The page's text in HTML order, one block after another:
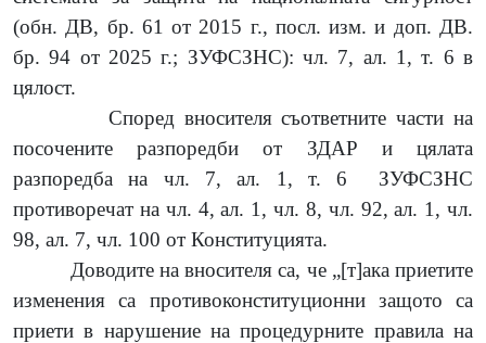
(обн. ДВ, бр. 61 от 2015 г., посл.изм. и доп. ДВ.
бр. 94 от 2025 г.; ЗУФСЗНС): чл. 7, ал. 1, т. 6 в
цялост.
Според вносителя съответните части на
посочените разпоредби от ЗДАР и цялата
разпоредба на чл. 7, ал. 1, т. 6
ЗУФСЗНС
противоречат на чл. 4, ал. 1, чл. 8, чл. 92, ал. 1, чл.
98, ал. 7, чл. 100 от Конституцията.
Доводите на вносителя са, че „[т]ака приетите
изменения са противоконституционни защото са
приети в нарушение на процедурните правила на